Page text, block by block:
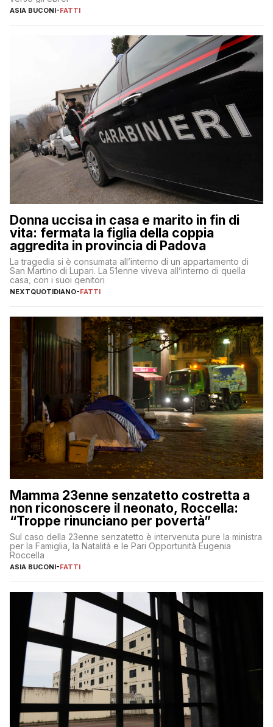
ASIA BUCONI-FATTI
Donna uccisa in casa e marito in fin di
vita: fermata la figlia della coppia
aggredita in provincia di Padova
La tragedia si è consumata all’interno di un appartamento di
San Martino di Lupari. La 51enne viveva all’interno di quella
casa, con i suoi genitori
NEXTQUOTIDIANO-FATTI
Mamma 23enne senzatetto costretta a
non riconoscere il neonato, Roccella:
“Troppe rinunciano per povertà”
Sul caso della 23enne senzatetto è intervenuta pure la ministra
per la Famiglia, la Natalità e le Pari Opportunità Eugenia
Roccella
ASIA BUCONI-FATTI